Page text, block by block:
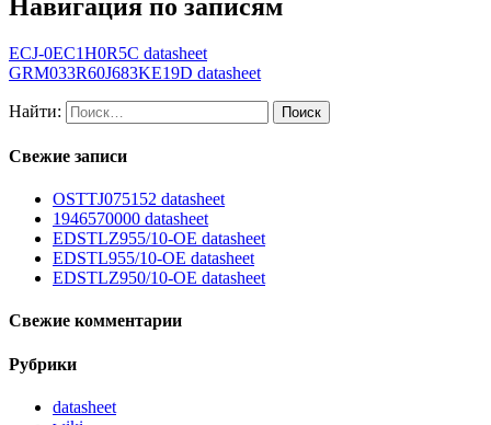
Навигация по записям
ECJ-0EC1H0R5C datasheet
GRM033R60J683KE19D datasheet
Найти:
Свежие записи
OSTTJ075152 datasheet
1946570000 datasheet
EDSTLZ955/10-OE datasheet
EDSTL955/10-OE datasheet
EDSTLZ950/10-OE datasheet
Свежие комментарии
Рубрики
datasheet